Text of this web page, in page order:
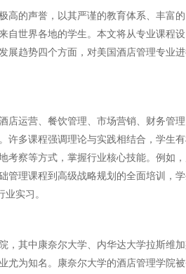
高的声誉，以其严谨的教育体系、丰富
自世界各地的学生。本文将从专业课程设
展趋势四个方面，对美国酒店管理专业
店运营、餐饮管理、市场营销、财务管
许多课程强调理论与实践相结合，学生
考察等方式，掌握行业核心技能。例如
管理课程到高级战略规划的全面培训，
实习。
，其中康奈尔大学、内华达大学拉斯维
尤为知名。康奈尔大学的酒店管理学院